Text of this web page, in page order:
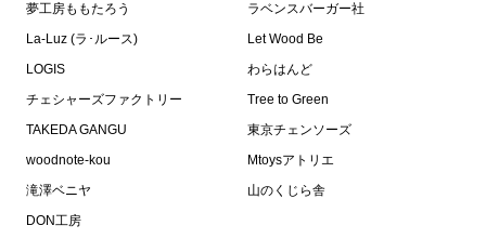
夢工房ももたろう
ラベンスバーガー社
La-Luz (ラ･ルース)
Let Wood Be
LOGIS
わらはんど
チェシャーズファクトリー
Tree to Green
TAKEDA GANGU
東京チェンソーズ
woodnote-kou
Mtoysアトリエ
滝澤ベニヤ
山のくじら舎
DON工房